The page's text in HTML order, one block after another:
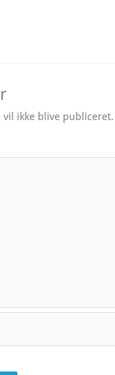
vil ikke blive publiceret.